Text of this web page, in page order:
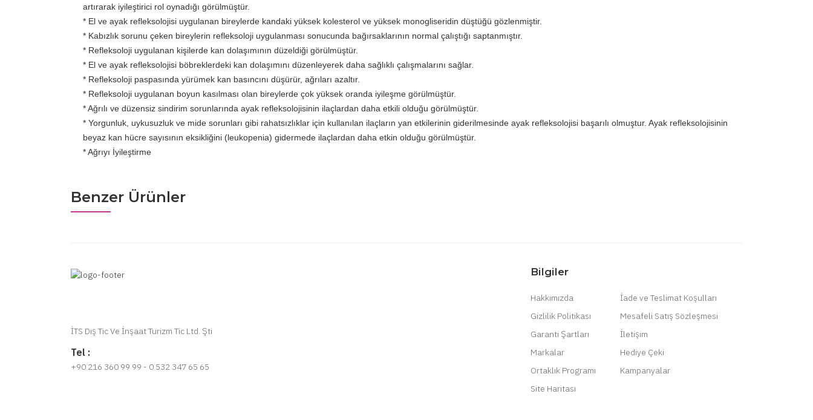
artırarak iyileştirici rol oynadığı görülmüştür.
* El ve ayak refleksolojisi uygulanan bireylerde kandaki yüksek kolesterol ve yüksek monogliseridin düştüğü gözlenmiştir.
* Kabızlık sorunu çeken bireylerin refleksoloji uygulanması sonucunda bağırsaklarının normal çalıştığı saptanmıştır.
* Refleksoloji uygulanan kişilerde kan dolaşımının düzeldiği görülmüştür.
* El ve ayak refleksolojisi böbreklerdeki kan dolaşımını düzenleyerek daha sağlıklı çalışmalarını sağlar.
* Refleksoloji paspasında yürümek kan basıncını düşürür, ağrıları azaltır.
* Refleksoloji uygulanan boyun kasılması olan bireylerde çok yüksek oranda iyileşme görülmüştür.
* Ağrılı ve düzensiz sindirim sorunlarında ayak refleksolojisinin ilaçlardan daha etkili olduğu görülmüştür.
* Yorgunluk, uykusuzluk ve mide sorunları gibi rahatsızlıklar için kullanılan ilaçların yan etkilerinin giderilmesinde ayak refleksolojisi başarılı olmuştur. Ayak refleksolojisinin
beyaz kan hücre sayısının eksikliğini (leukopenia) gidermede ilaçlardan daha etkin olduğu görülmüştür.
* Ağrıyı İyileştirme
Benzer Ürünler
İTS Dış Tic Ve İnşaat Turizm Tic Ltd. Şti
Tel :
+90 216 360 99 99 - 0 532 347 65 65
Bilgiler
Hakkımızda
İade ve Teslimat Koşulları
Gizlilik Politikası
Mesafeli Satış Sözleşmesi
Garanti Şartları
İletişim
Markalar
Hediye Çeki
Ortaklık Programı
Kampanyalar
Site Haritası